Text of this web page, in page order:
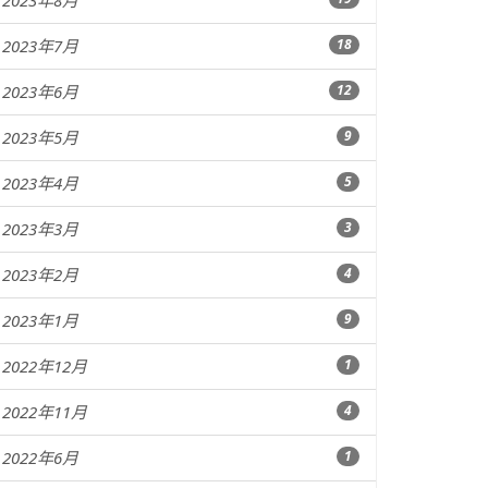
2023年7月 18
2023年6月 12
2023年5月 9
2023年4月 5
2023年3月 3
2023年2月 4
2023年1月 9
2022年12月 1
2022年11月 4
2022年6月 1